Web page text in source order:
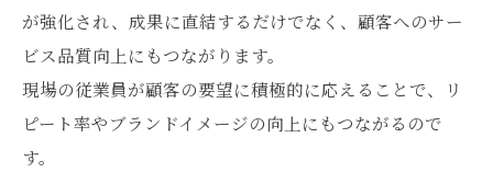
が強化され、成果に直結するだけでなく、顧客へのサー
ビス品質向上にもつながります。
現場の従業員が顧客の要望に積極的に応えることで、リ
ピート率やブランドイメージの向上にもつながるので
す。